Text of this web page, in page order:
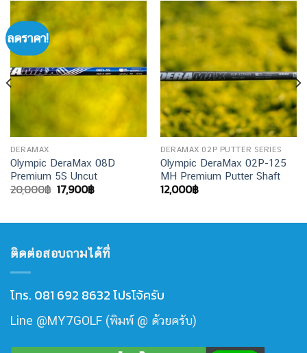
ลดราคา!
DERAMAX
Olympic DeraMax 08D
Premium 5S Uncut
20,000฿ Original
price
20,000฿.
17,900฿Current
17,900฿.
DERAMAX 02P PUTTER SERIES
Olympic DeraMax 02P-125
MH Premium Putter Shaft
12,000฿
ติดต่อสอบถามได้ที่
โทร. 081 692 8632 โปรโจ้ครับ
Line @MY7GOLF (พิมพ์ @ ด้วยครับ)